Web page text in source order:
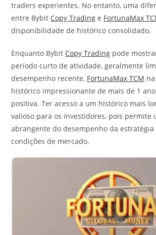
traders experientes. No entanto, uma
entre Bybit Copy Trading e FortunaMax
disponibilidade de histórico consolidado.
Enquanto Bybit Copy Trading pode
período curto de atividade, geralmente
desempenho recente, FortunaMax TCM
histórico impressionante de mais de 1
positiva. Ter acesso a um histórico mais
valioso para os investidores, pois permite
abrangente do desempenho da estratégia
condições de mercado.